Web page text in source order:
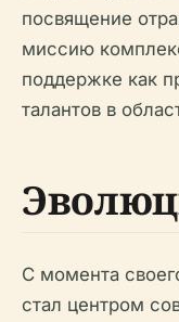
посвящение
миссию
поддержке как
талантов в
С момента
стал центром